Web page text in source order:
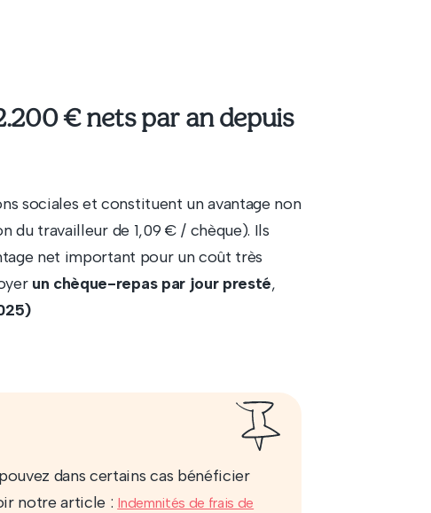
€ nets par an depuis
sociales et constituent un avantage non
du travailleur de 1,09 € / chèque). Ils
net important pour un coût très
un chèque-repas par jour presté,
dans certains cas bénéficier
notre article : Indemnités de frais de